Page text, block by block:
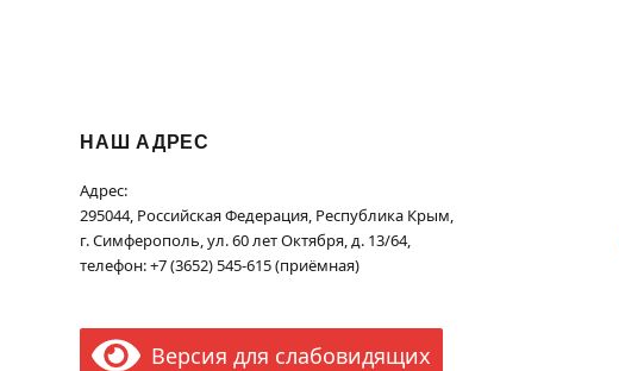
НАШ АДРЕС
Адрес:
295044, Российская Федерация, Республика Крым,
г. Симферополь, ул. 60 лет Октября, д. 13/64,
телефон: +7 (3652) 545-615 (приёмная)
Версия для слабовидящих